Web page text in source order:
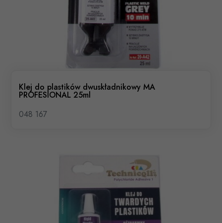
Klej do plastików dwuskładnikowy MA
PROFESIONAL 25ml
048 167